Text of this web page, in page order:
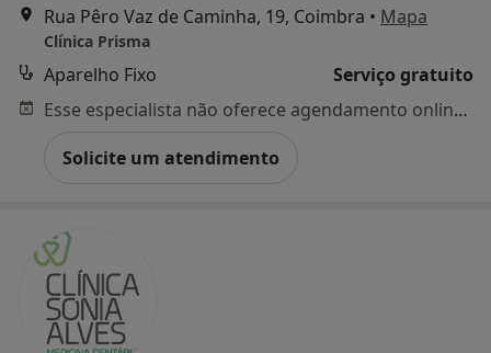
Rua Pêro Vaz de Caminha, 19, Coimbra • Mapa
Clínica Prisma
Aparelho Fixo
Serviço gratuito
Esse especialista não oferece agendamento online para esse endereço.
Solicite um atendimento